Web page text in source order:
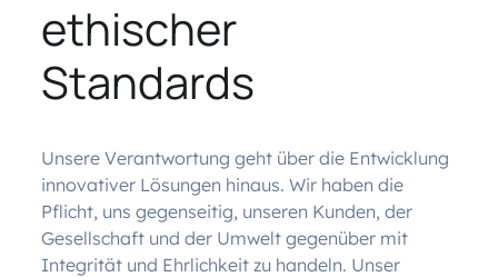
ethischer
Standards
Unsere Verantwortung geht über die Entwicklung
innovativer Lösungen hinaus. Wir haben die
Pflicht, uns gegenseitig, unseren Kunden, der
Gesellschaft und der Umwelt gegenüber mit
Integrität und Ehrlichkeit zu handeln. Unser